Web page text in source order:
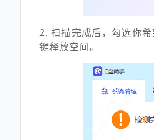
2. 扫描完成后，勾选你
键释放空间。